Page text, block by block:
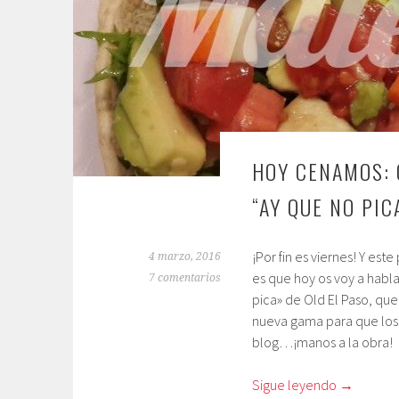
HOY
“AY QUE NO
4 marzo, 2016
7 comentarios
¡Por fin es viernes! Y
es que hoy os voy a
pica» de Old El Paso,
nueva gama para que
blog…¡manos a la obra!
Sigue leyendo →